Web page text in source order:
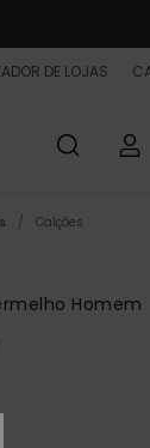
DE LOJAS
Calções
Homem